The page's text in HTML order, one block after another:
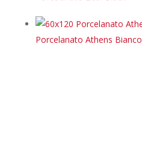
Porcelanato Athens Bianco